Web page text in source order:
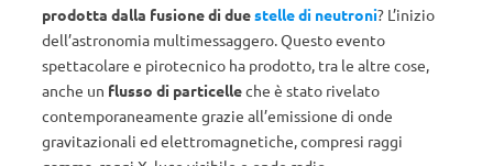
prodotta dalla fusione di duestelle di neutroni? L’inizio
dell’astronomia multimessaggero. Questo evento
spettacolare e pirotecnico ha prodotto, tra le altre cose,
anche un flusso di particelleche è stato rivelato
contemporaneamente grazie all’emissione di onde
gravitazionali ed elettromagnetiche,compresi raggi